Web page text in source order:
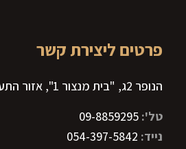
פרטים ליצירת קשר
הנופר 2ג, "בית מנצור 1", אזור התעשיה, רעננה
טל': 09-8859295
נייד: 054-397-5842